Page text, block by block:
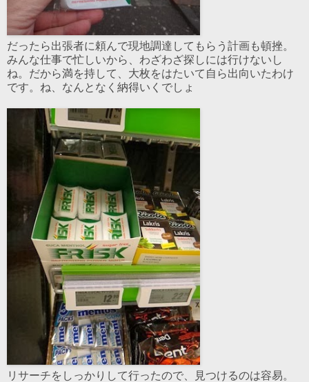
だったら出張者に頼んで現地調達してもらう計画も頓挫。
みんな仕事で忙しいから、わざわざ探しには行けないし
ね。だから満を持して、大枚をはたいて自ら出向いたわけ
です。ね、なんとなく納得いくでしょ
リサーチをしっかりして行ったので、見つけるのは容易。